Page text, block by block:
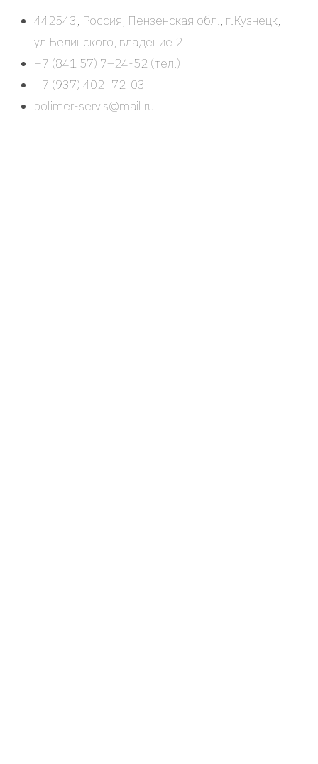
442543, Россия, Пензенская обл., г.Кузнецк,
ул.Белинского, владение 2
+7 (841 57) 7–24-52 (тел.)
+7 (937) 402–72-03
polimer-servis@mail.ru